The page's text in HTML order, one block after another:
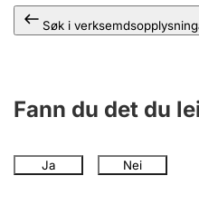
Søk i
Fann du det du
Ja Nei